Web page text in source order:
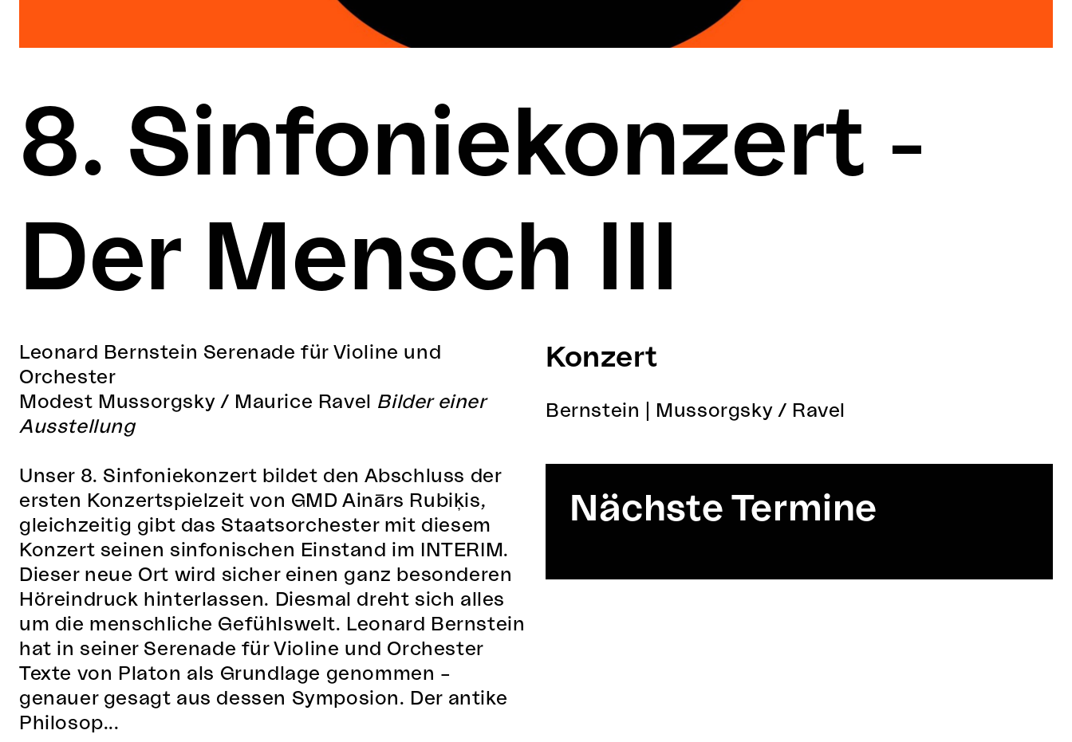
8. Sinfoniekonzert -
Der Mensch III
Leonard Bernstein Serenade für Violine und
Orchester
Modest Mussorgsky / Maurice Ravel Bilder einer
Ausstellung
Unser 8. Sinfoniekonzert bildet den Abschluss der
ersten Konzertspielzeit von GMD Ainārs Rubiķis,
gleichzeitig gibt das Staatsorchester mit diesem
Konzert seinen sinfonischen Einstand im INTERIM.
Dieser neue Ort wird sicher einen ganz besonderen
Höreindruck hinterlassen. Diesmal dreht sich alles
um die menschliche Gefühlswelt. Leonard Bernstein
hat in seiner Serenade für Violine und Orchester
Texte von Platon als Grundlage genommen –
genauer gesagt aus dessen Symposion. Der antike
Philosop...
Konzert
Bernstein | Mussorgsky / Ravel
Nächste Termine